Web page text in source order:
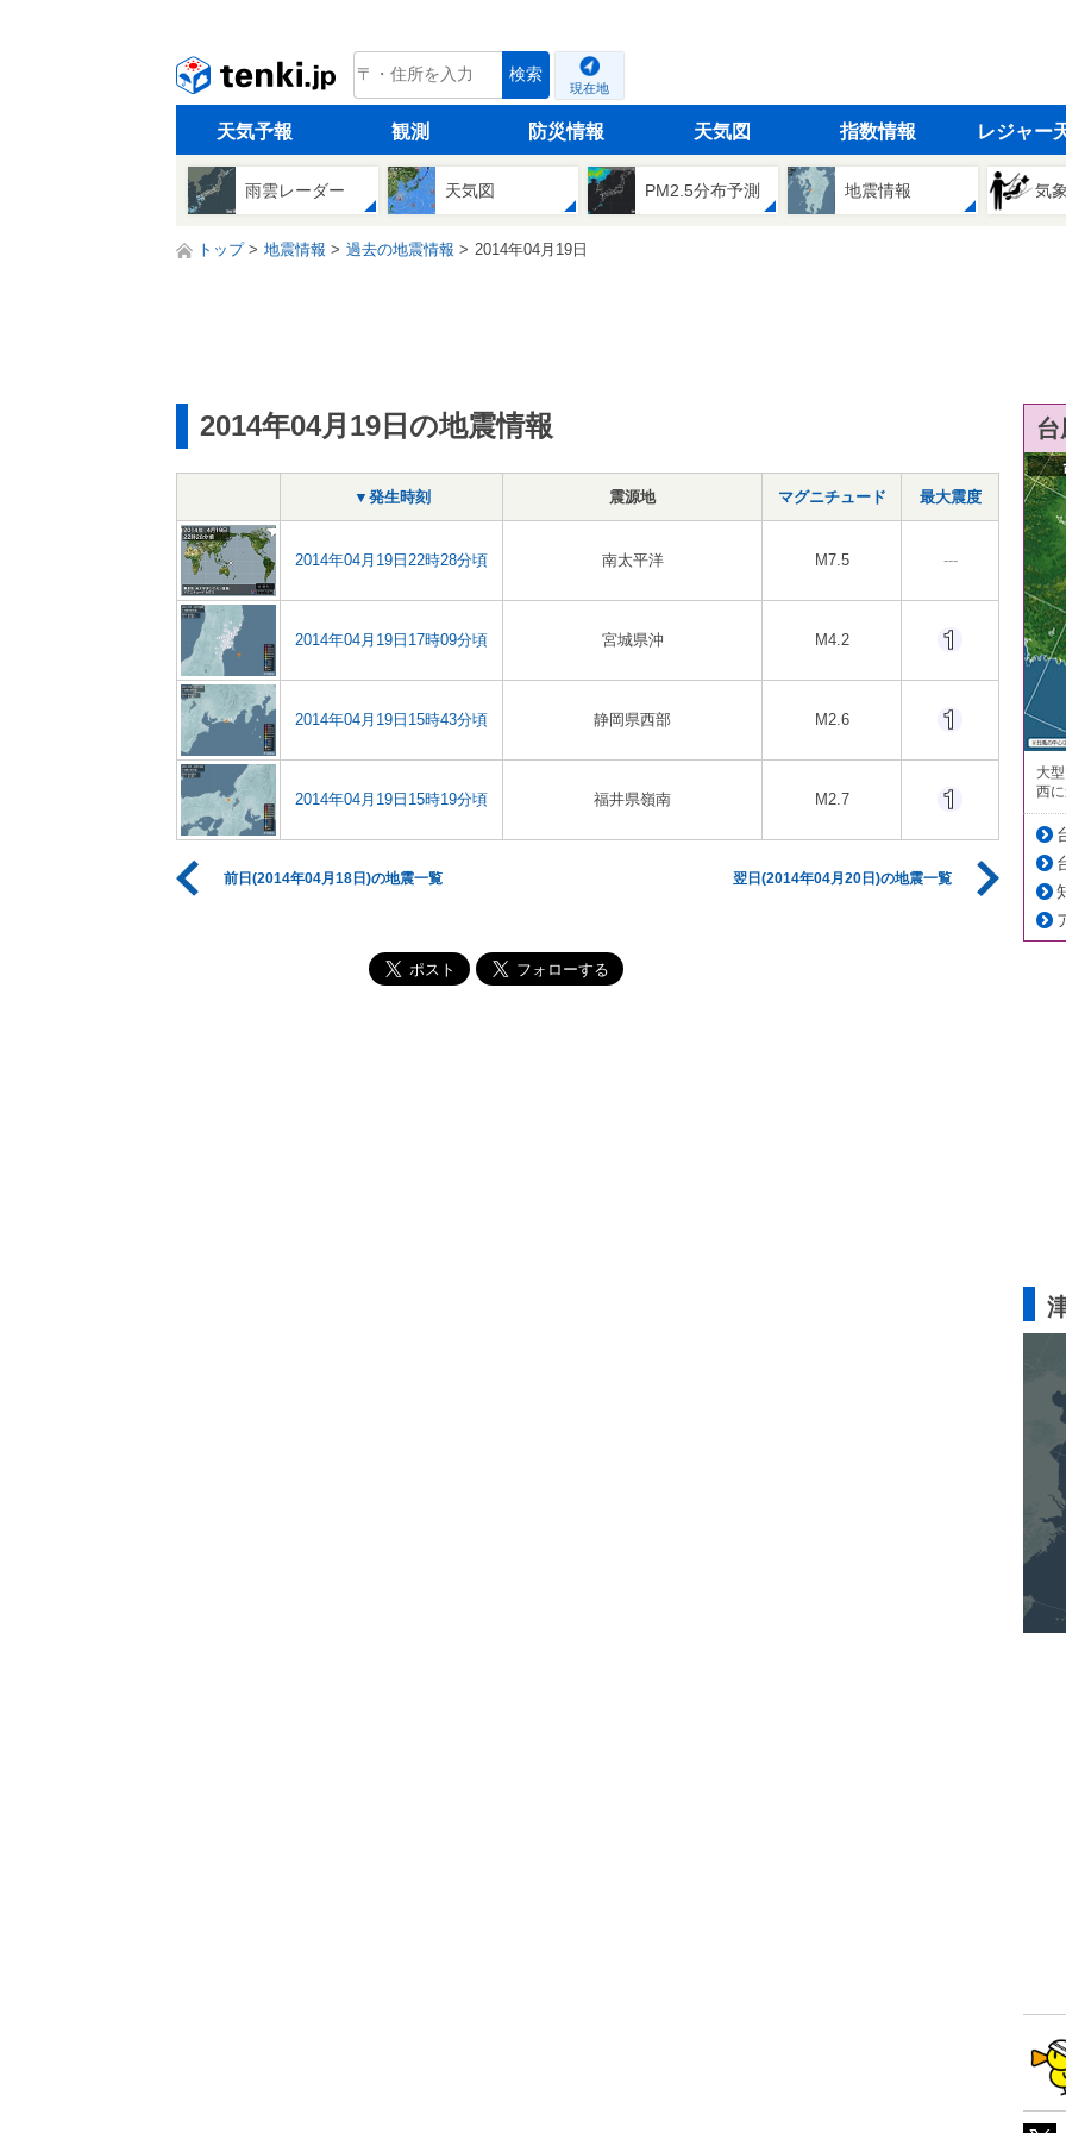
tenki.jp 検索
現在地
天気予報 観測 防災情報 天気図 指数情報 レジャー
雨雲レーダー 天気図 PM2.5分布予測 地震情報 気
トップ 地震情報 過去の地震情報 2014年04月19日
2014年04月19日の地震情報
▼発生時刻 震源地 マグニチュード 最大震度
2014年04月19日22時28分頃 南太平洋 M7.5 ---
2014年04月19日17時09分頃 宮城県沖 M4.2
2014年04月19日15時43分頃 静岡県西部 M2.6
2014年04月19日15時19分頃 福井県嶺南 M2.7
前日(2014年04月18日)の地震一覧 翌日(2014年04月20日)の地震一覧
大
西